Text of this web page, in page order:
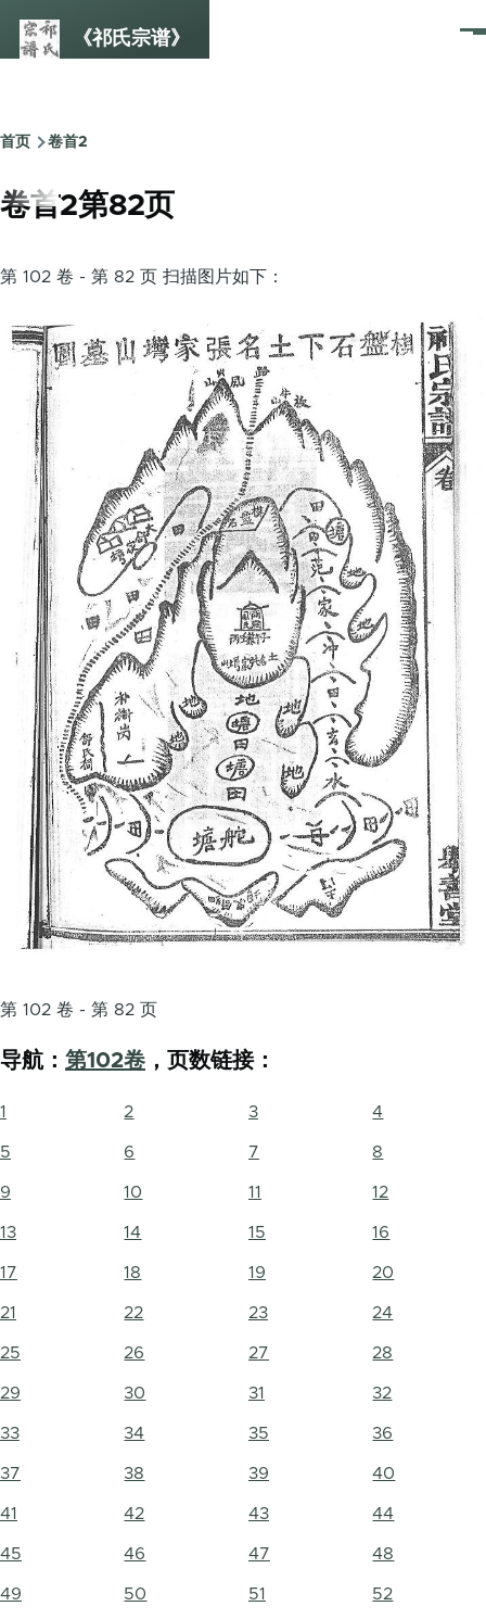
《祁氏宗谱》
菜
面
包
屑
首页 卷首2
卷首2第82页
第 102 卷 - 第 82 页 扫描图片如下：
第 102 卷 - 第 82 页
导航： 第102卷 ，页数链接：
1 2 3 4
5 6 7 8
9 10 11 12
13 14 15 16
17 18 19 20
21 22 23 24
25 26 27 28
29 30 31 32
33 34 35 36
37 38 39 40
41 42 43 44
45 46 47 48
49 50 51 52